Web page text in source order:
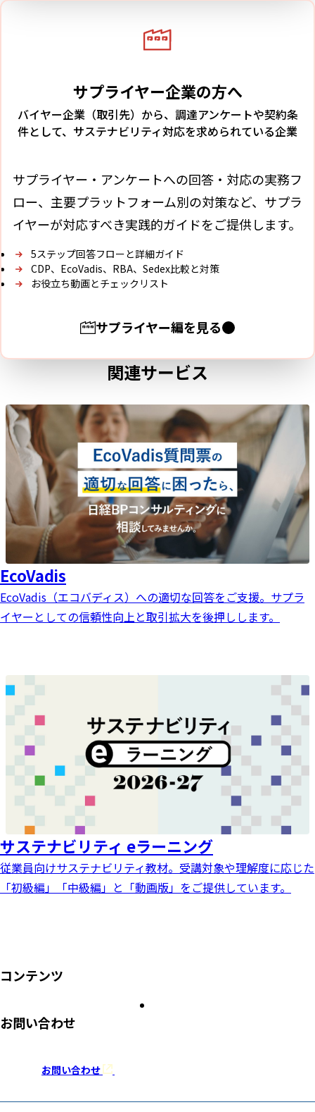
サプライヤー企業の方へ
バイヤー企業（取引先）から、調達アンケートや契約条
件として、サステナビリティ対応を求められている企業
サプライヤー・アンケートへの回答・対応の実務フ
ロー、主要プラットフォーム別の対策など、サプラ
イヤーが対応すべき実践的ガイドをご提供します。
5ステップ回答フローと詳細ガイド
CDP、EcoVadis、RBA、Sedex比較と対策
お役立ち動画とチェックリスト
サプライヤー編を見る
関連サービス
EcoVadis
EcoVadis（エコバディス）への適切な回答をご支援。サプラ
イヤーとしての信頼性向上と取引拡大を後押しします。
サステナビリティ eラーニング
従業員向けサステナビリティ教材。受講対象や理解度に応じた
「初級編」「中級編」と「動画版」をご提供しています。
コンテンツ
お問い合わせ
お問い合わせ